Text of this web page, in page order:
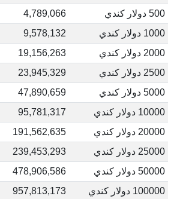
500 دولار كندي
4,789,066
1000 دولار كندي
9,578,132
2000 دولار كندي
19,156,263
2500 دولار كندي
23,945,329
5000 دولار كندي
47,890,659
10000 دولار كندي
95,781,317
20000 دولار كندي
191,562,635
25000 دولار كندي
239,453,293
50000 دولار كندي
478,906,586
100000 دولار كندي
957,813,173